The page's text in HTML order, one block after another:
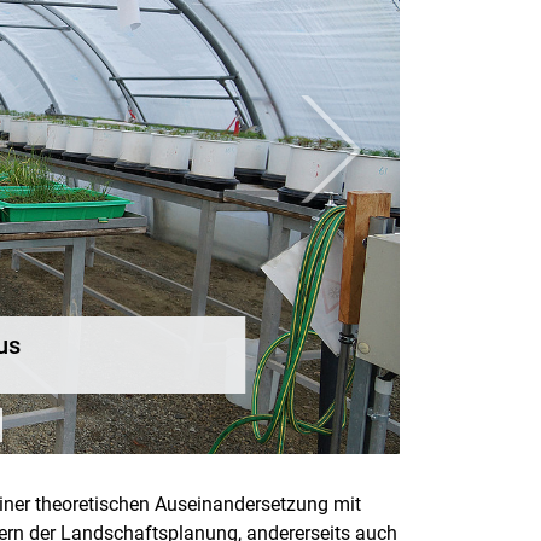
anhalten / abspielen
Landschaftsökologisches Labor
weiter
theoretischen Auseinandersetzung mit
der Landschaftsplanung, andererseits auch